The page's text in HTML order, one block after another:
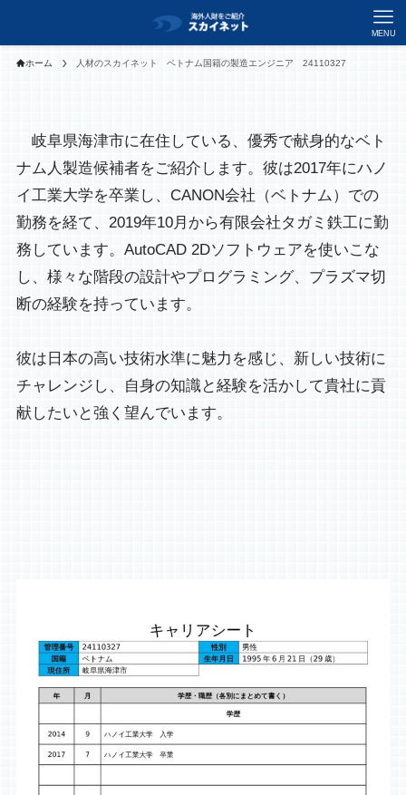
MENU
ホーム 人材のスカイネット ベトナム国籍の製造エンジニア 24110327
岐阜県海津市に在住している、優秀で献身的なベト
ナム人製造候補者をご紹介します。彼は2017年にハノ
イ工業大学を卒業し、CANON会社（ベトナム）での
勤務を経て、2019年10月から有限会社タガミ鉄工に勤
務しています。AutoCAD 2Dソフトウェアを使いこな
し、様々な階段の設計やプログラミング、プラズマ切
断の経験を持っています。
彼は日本の高い技術水準に魅力を感じ、新しい技術に
チャレンジし、自身の知識と経験を活かして貴社に貢
献したいと強く望んでいます。